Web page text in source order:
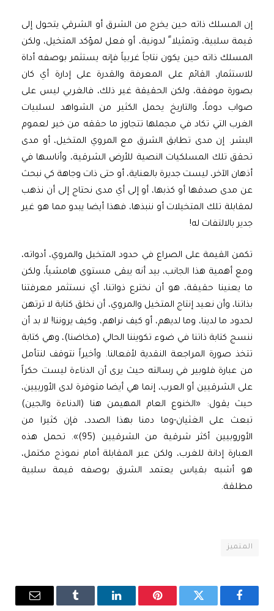
إن المسلك ذاته حين يخرج من الشرق أو الشرقي يتحول إلى
قيمة سلبية، وتمثيلا ً لدونية، أو فعل لمؤكد المتخيل، ولكن
المسلك ذاته حين يكون نتاجاً غربياً فإنه يستثمر بوصفه أداة
للاستثمار، القائم على المعرفة والقدرة على إدارة أي كان
بصورة موفقة، ولكن الحقيقة غير ذلك، فالغربي ليس على
صواب دوماً، والتاريخ يحمل الكثير من الشواهد لسلبيات
الغرب التي تكاد في مجملها تتجاوز ما حققه من خير لعموم
البشر. إن مدى تطابق الشرق مع المروي المتخيل، أو مدى
تحقق تلك المسلكيات النصية للأرض الشرقية، وأناسها في
أذهان الآخر، ليست جديرة بالعناية، أو حتى ذات وجاهة كي نبحث
عن مدى صدقها أو كذبها، أو إلى أي مدى نحتاج إلى أن نذهب
لمقابلة تلك المتخيلات أو ننبذها، فهذا أيضا يبدو مما هو غير
جدير بالالتفات له!
تكمن القيمة على الصراع في حدود المتخيل والمروي، أدواته،
ومع أهمية هذا الجانب، بيد أنه يبقى مستوى هامشياً، ولكن
ما يعنينا حقيقة، هو أن نخترع ذواتنا، أي نستثمر معرفتنا
بذاتنا، وأن نعيد إنتاج المتخيل والمروي، أن نخلق كتابة لا ترتهن
لحدود ما لدينا، وما لديهم، أو كيف نراهم، وكيف يروننا! لا بد أن
ننسج كتابة ذاتنا في ضوء تكويننا الحالي (مخاضنا)، وهي كتابة
تتخذ صورة المراجعة النقدية لأفعالنا. وأخيراً نتوقف لنتأمل
من عبارة فلوبير في رسالته حيث يرى أن الدناءة ليست حكراً
على الشرقيين أو العرب، إنما هي أيضا متوفرة لدى الأوربيين،
حيث يقول: «الخنوع العام المهيمن هنا (الدناءة والجين)
تبعث على الغثيان-وما دمنا بهذا الصدد، فإن كثيرا من
الأوروبيين أكثر شرقية من الشرقيين (95)». تحمل هذه
العبارة إدانة للغرب، ولكن عبر المقابلة أمام نموذج مكتمل،
هو أشبه بقياس يعتمد الشرق بوصفه قيمة سلبية
مطلقة.
المتميز
فيسبوك تويتر بينتيريستلينكدإن Tumblr
البريد